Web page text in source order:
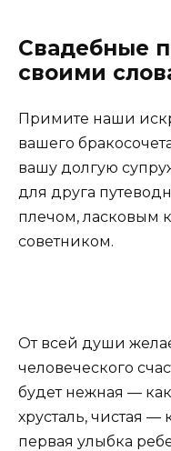
Свадебные
своими
Примите наши
вашего
вашу долгую
для друга
плечом, ласковым
советником.
От всей души
человеческого
будет нежная —
хрусталь, чистая
первая улыбка